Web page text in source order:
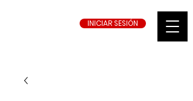
INICIAR SESIÓN